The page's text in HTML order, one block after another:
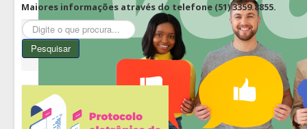
Maiores informações através do telefone (51) 3359.8855.
Pesquisar...
Pesquisar